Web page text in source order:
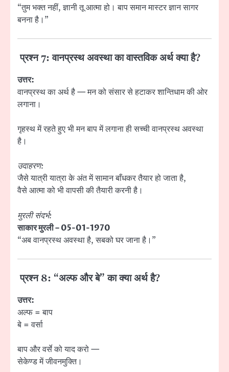
“तुम भक्त नहीं, ज्ञानी तू आत्मा हो। बाप समान मास्टर ज्ञान सागर
बनना है।”
प्रश्न 7: वानप्रस्थ अवस्था का वास्तविक अर्थ क्या है?
उत्तर:
वानप्रस्थ का अर्थ है — मन को संसार से हटाकर शान्तिधाम की ओर
लगाना।
गृहस्थ में रहते हुए भी मन बाप में लगाना ही सच्ची वानप्रस्थ अवस्था
है।
उदाहरण:
जैसे यात्री यात्रा के अंत में सामान बाँधकर तैयार हो जाता है,
वैसे आत्मा को भी वापसी की तैयारी करनी है।
मुरली संदर्भ:
साकार मुरली – 05-01-1970
“अब वानप्रस्थ अवस्था है, सबको घर जाना है।”
प्रश्न 8: “अल्फ और बे” का क्या अर्थ है?
उत्तर:
अल्फ = बाप
बे = वर्सा
बाप और वर्से को याद करो —
सेकेण्ड में जीवनमुक्ति।